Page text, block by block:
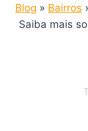
Blog » Bairros
Saiba mais